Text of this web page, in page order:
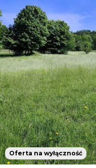
Oferta na wyłączność